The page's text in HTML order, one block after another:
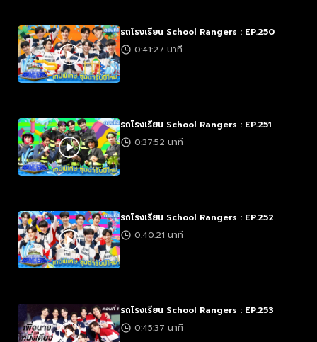
รถโรงเรียน School Rangers : EP.250
0:41:27 นาที
รถโรงเรียน School Rangers : EP.251
0:37:52 นาที
รถโรงเรียน School Rangers : EP.252
0:40:21 นาที
รถโรงเรียน School Rangers : EP.253
0:45:37 นาที